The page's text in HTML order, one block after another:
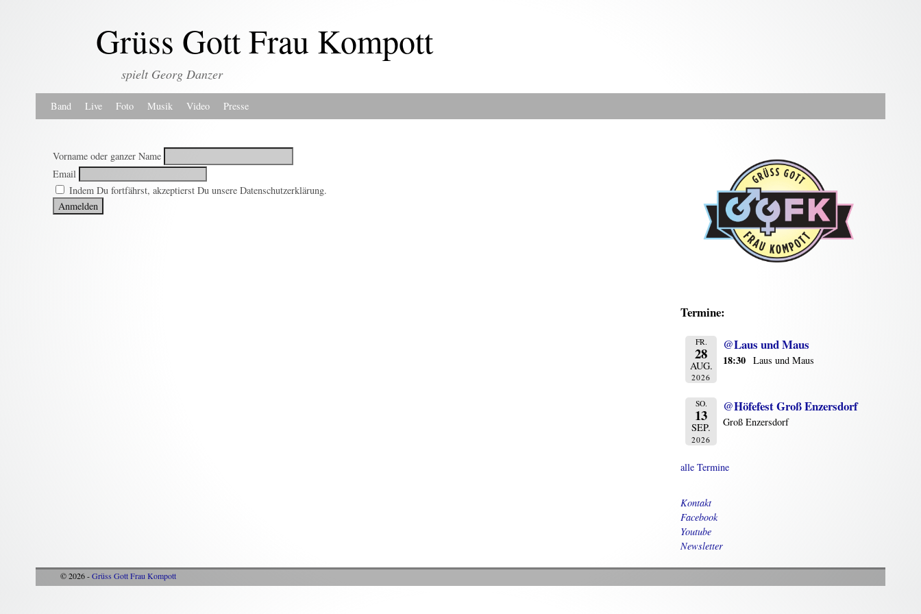
Grüss Gott Frau Kompott
spielt Georg Danzer
Band Live Foto Musik Video Presse
Vorname oder ganzer Name
Email
Indem Du fortfährst, akzeptierst Du unsere Datenschutzerklärung.
Termine:
FR.
28
AUG.
2026
@Laus und Maus
18:30 Laus und Maus
SO.
13
SEP.
2026
@Höfefest Groß Enzersdorf
Groß Enzersdorf
alle Termine
Kontakt
Facebook
Youtube
Newsletter
© 2026 -Grüss Gott Frau Kompott